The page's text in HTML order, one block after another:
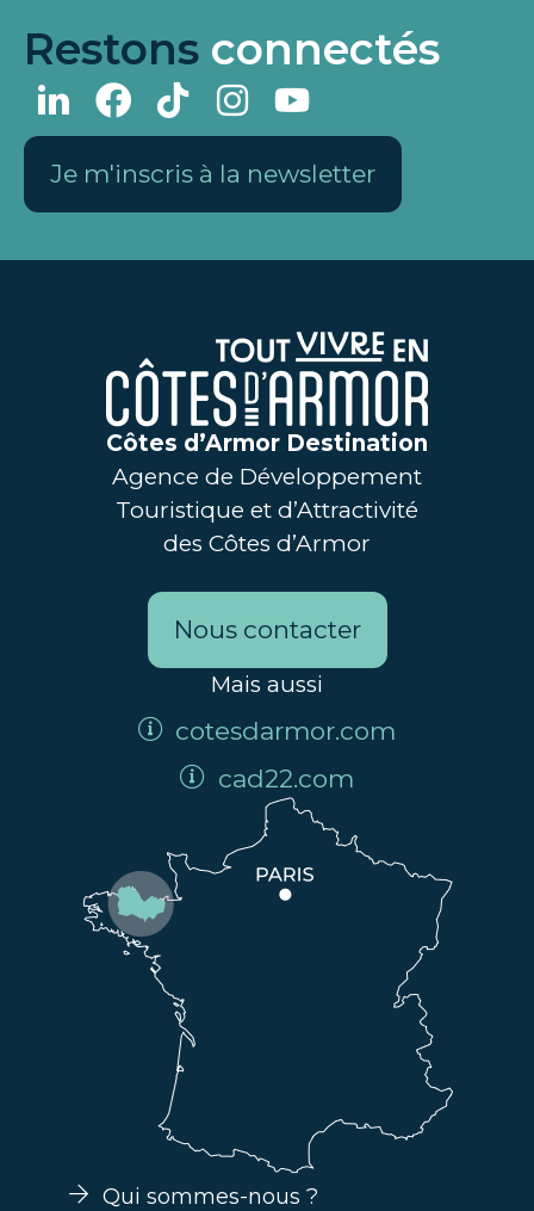
Restons connectés
Je m'inscris à la newsletter
Côtes d’Armor Destination
Agence de Développement
Touristique et d’Attractivité
des Côtes d’Armor
Nous contacter
Mais aussi
cotesdarmor.com
cad22.com
Qui sommes-nous ?